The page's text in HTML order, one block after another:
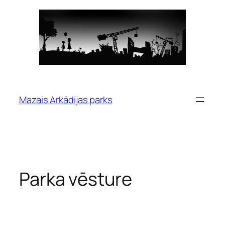
Mazais Arkādijas parks
Parka vēsture